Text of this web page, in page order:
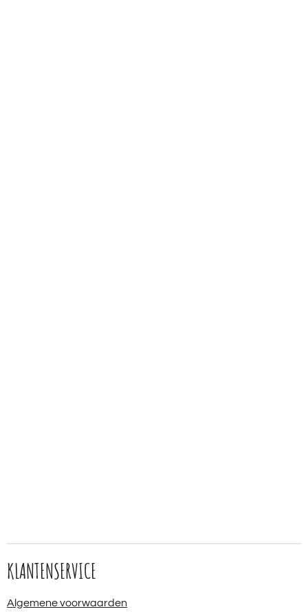
KLANTENSERVICE
Algemene voorwaarden